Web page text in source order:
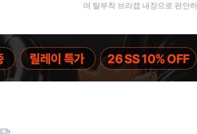
며 탈부착 브라캡 내장으로 편안